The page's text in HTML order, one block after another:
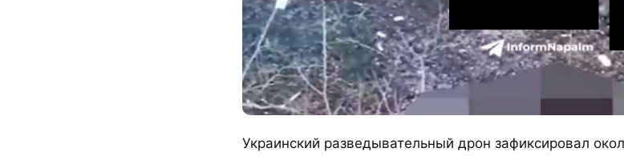
Украинский разведывательный дрон зафиксировал